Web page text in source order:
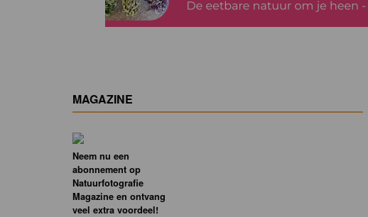
MAGAZINE
Neem nu een
abonnement op
Natuurfotografie
Magazine en ontvang
veel extra voordeel!